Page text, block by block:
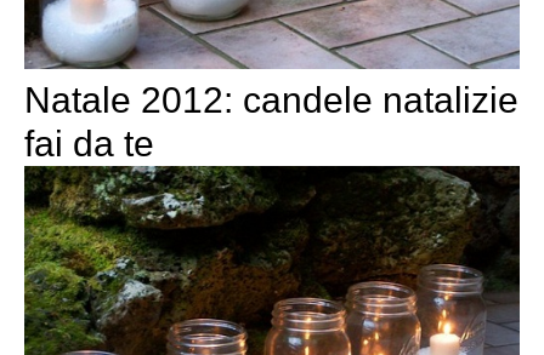
Natale 2012: candele natalizie
fai da te